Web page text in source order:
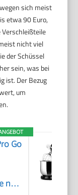
sich meist
etwa 90 Euro,
Verschleißteile
nicht viel
der Schüssel
sein, was bei
ist. Der Bezug
um
Go
nur